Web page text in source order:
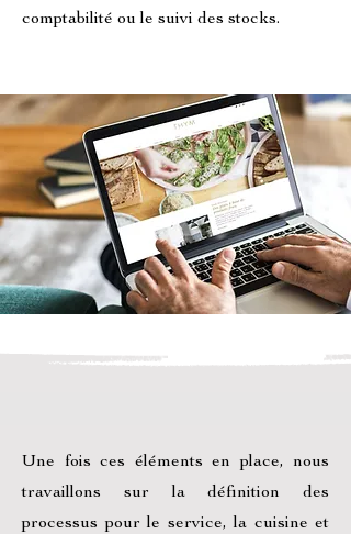
comptabilité ou le suivi des stocks.
Une fois ces éléments en place, nous
travaillons sur la définition des
processus pour le service, la cuisine et